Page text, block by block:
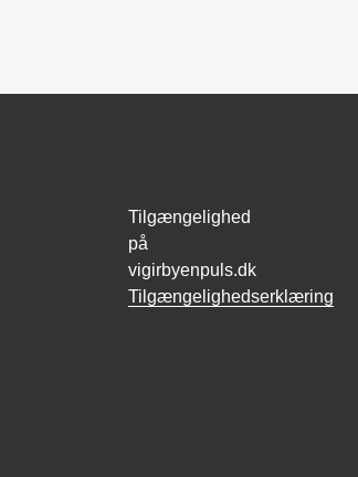
Tilgængelighed
på
vigirbyenpuls.dk
Tilgængelighedserklæring